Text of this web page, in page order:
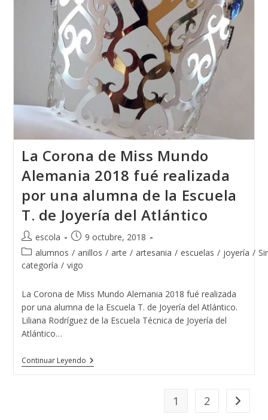
La Corona de Miss Mundo
Alemania 2018 fué realizada
por una alumna de la Escuela
T. de Joyería del Atlántico
Autor
de
la
entrada:
escola
Publicación
de
la
entrada:
9 octubre, 2018
Categoría
de
entrada:
alumnos / anillos / arte / artesania / escuelas / joyería /
categoría / vigo
La Corona de Miss Mundo Alemania 2018 fué realizada
por una alumna de la Escuela T. de Joyería del Atlántico.
Liliana Rodríguez de la Escuela Técnica de Joyería del
Atlántico…
Continuar LeyendoLa
Corona
1 2 Ir a la